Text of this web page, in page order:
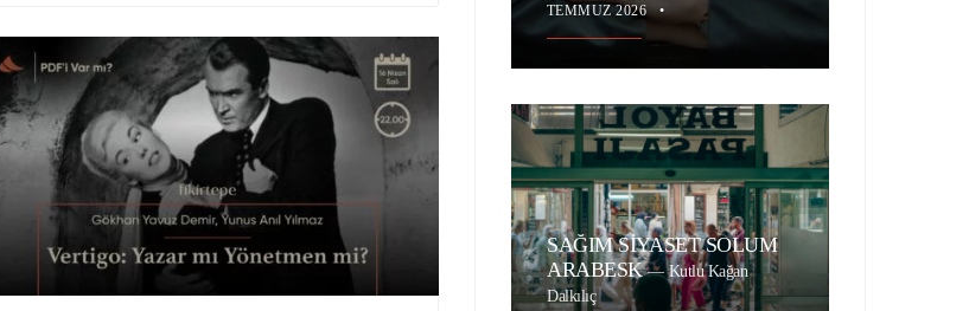
TEMMUZ 2026 •
SAĞIM SİYASET SOLUM
ARABESK—Kutlu Kağan
Dalkılıç